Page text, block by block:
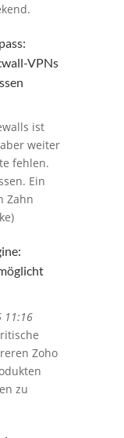
VPNs
ist
weiter
fehlen.
Ein
Zahn
11:16
Zoho
zu